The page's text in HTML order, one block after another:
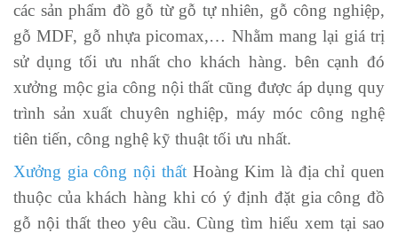
các sản phẩm đồ gỗ từ gỗ tự nhiên, gỗ công nghiệp,
gỗ MDF, gỗ nhựa picomax,… Nhằm mang lại giá trị
sử dụng tối ưu nhất cho khách hàng. bên cạnh đó
xưởng mộc gia công nội thất cũng được áp dụng quy
trình sản xuất chuyên nghiệp, máy móc công nghệ
tiên tiến, công nghệ kỹ thuật tối ưu nhất.
Xưởng gia công nội thấtHoàng Kim là địa chỉ quen
thuộc của khách hàng khi có ý định đặt gia công đồ
gỗ nội thất theo yêu cầu. Cùng tìm hiểu xem tại sao